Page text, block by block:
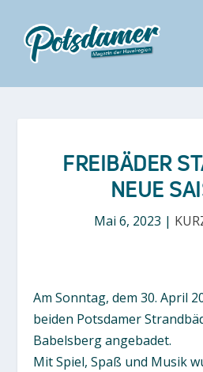
FREIBÄDER
NEUE
Mai 6, 2023 |
Am Sonntag, dem 30. April
beiden Potsdamer
Babelsberg angebadet.
Mit Spiel, Spaß und Musik